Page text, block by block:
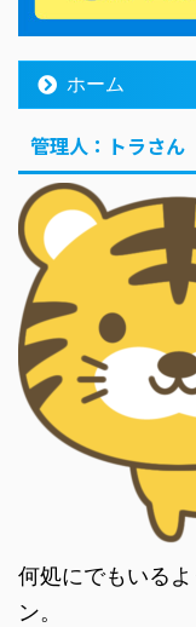
ホーム
管理人：トラさん
何処にでもいる
ン。